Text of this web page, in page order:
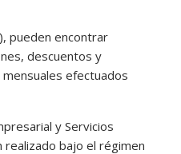
pueden encontrar
descuentos y
efectuados
y Servicios
realizado bajo el régimen